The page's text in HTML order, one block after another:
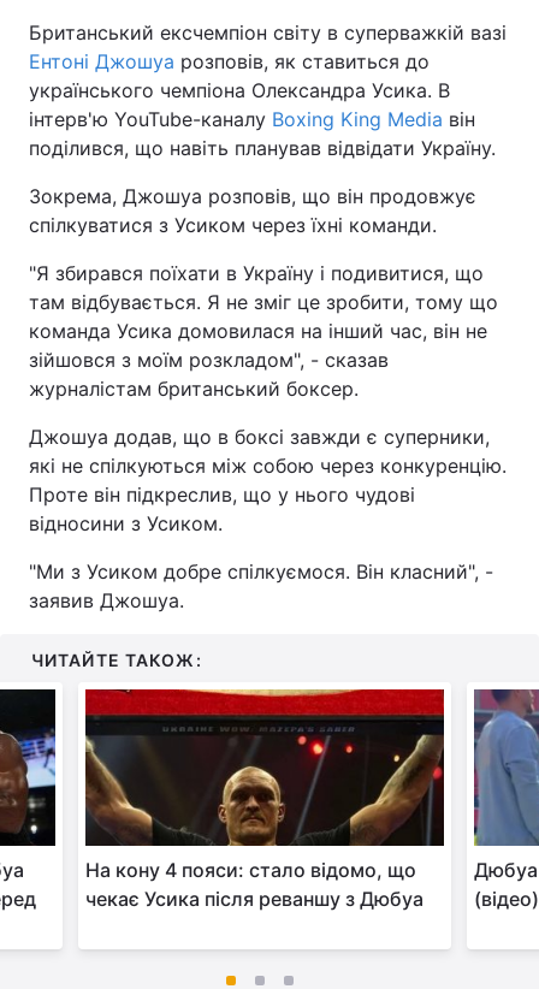
Британський ексчемпіон світу в суперважкій вазі
Ентоні Джошуа розповів, як ставиться до
українського чемпіона Олександра Усика. В
інтерв'ю YouTube-каналу Boxing King Media він
поділився, що навіть планував відвідати Україну.
Зокрема, Джошуа розповів, що він продовжує
спілкуватися з Усиком через їхні команди.
"Я збирався поїхати в Україну і подивитися, що
там відбувається. Я не зміг це зробити, тому що
команда Усика домовилася на інший час, він не
зійшовся з моїм розкладом", - сказав
журналістам британський боксер.
Джошуа додав, що в боксі завжди є суперники,
які не спілкуються між собою через конкуренцію.
Проте він підкреслив, що у нього чудові
відносини з Усиком.
"Ми з Усиком добре спілкуємося. Він класний", -
заявив Джошуа.
ЧИТАЙТЕ ТАКОЖ:
На кону 4 пояси: стало відомо, що
чекає Усика після реваншу з Дюбуа
Дюбуа
(відео)